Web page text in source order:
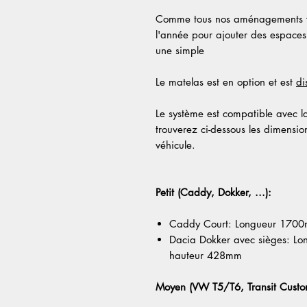
Comme tous nos
l'année pour ajouter des
une simple
Le matelas est en option et est
Le système est compatible avec
trouverez ci-dessous les
véhicule.
Petit (Caddy, Dokker, ...):
Caddy Court: Longueur
Dacia Dokker avec sièges:
hauteur 428mm
Moyen (VW T5/T6, Transit